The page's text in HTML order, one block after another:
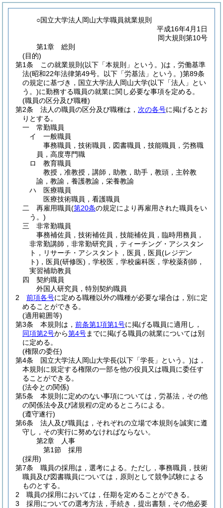
○国立大学法人岡山大学職員就業規則
平成16年4月1日
岡大規則第10号
第1章
総則
(目的)
第1条
この就業規則 (以下「本規則」という。)は，労働基準
法(昭和22年法律第49号。以下「労基法」という。)第89条
の規定に基づき，国立大学法人岡山大学(以下「法人」とい
う。)に勤務する職員の就業に関し必要な事項を定める。
(職員の区分及び職種)
第2条
法人の職員の区分及び職種は， 次の各号に掲げるとお
りとする。
一
常勤職員
イ
一般職員
事務職員，技術職員，図書職員，技能職員，労務職
員，高度専門職
ロ
教育職員
教授，准教授，講師，助教，助手，教頭，主幹教
諭，教諭，養護教諭，栄養教諭
ハ
医療職員
医療技術職員，看護職員
二
再雇用職員(第20条の規定により再雇用された職員をい
う。)
三
非常勤職員
事務補佐員，技術補佐員，技能補佐員，臨時用務員，
非常勤講師，非常勤研究員，ティーチング・アシスタン
ト，リサーチ・アシスタント，医員，医員(レジデン
ト) ，医員(研修医) ，学校医，学校歯科医，学校薬剤師，
実習補助教員
四
契約職員
外国人研究員，特別契約職員
2
前項各号に定める職種以外の職種が必要な場合は，別に定
めることができる。
(適用範囲等)
第3条
本規則は， 前条第1項第1号に掲げる職員に適用し，
同項第2号から第4号までに掲げる職員の就業については別
に定める。
(権限の委任)
第4条
国立大学法人岡山大学長(以下「学長」という。)は，
本規則に規定する権限の一部を他の役員又は職員に委任す
ることができる。
(法令との関係)
第5条
本規則に定めのない事項については，労基法，その他
の関係法令及び諸規程の定めるところによる。
(遵守遂行)
第6条
法人及び職員は，それぞれの立場で本規則を誠実に遵
守し，その実行に努めなければならない。
第2章
人事
第1節
採用
(採用)
第7条
職員の採用は，選考による。 ただし，事務職員，技術
職員及び図書職員については，原則として競争試験による
ものとする。
2
職員の採用においては，任期を定めることができる。
3
採用についての選考方法，手続き，提出書類，その他必要